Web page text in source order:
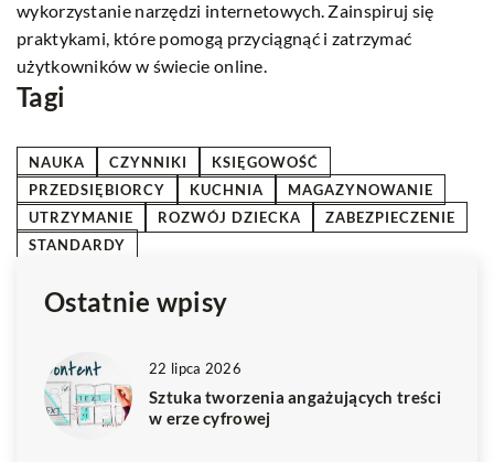
wykorzystanie narzędzi internetowych. Zainspiruj się
praktykami, które pomogą przyciągnąć i zatrzymać
użytkowników w świecie online.
Tagi
NAUKA CZYNNIKI
KSIĘGOWOŚĆ
PRZEDSIĘBIORCY
KUCHNIA
MAGAZYNOWANIE
UTRZYMANIE
ROZWÓJ DZIECKA
ZABEZPIECZENIE
STANDARDY
Ostatnie wpisy
22 lipca 2026
Sztuka tworzenia angażujących treści
w erze cyfrowej